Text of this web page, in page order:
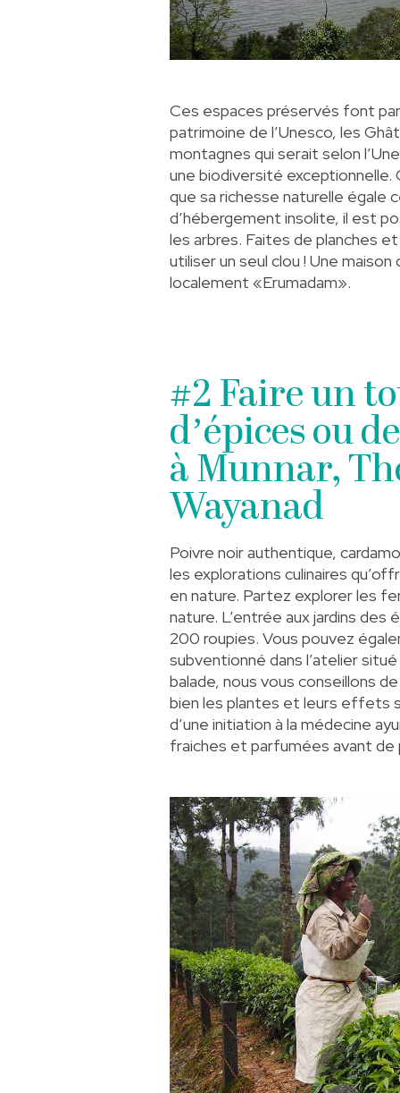
Ces espaces préservés font
patrimoine de l’Unesco, les
montagnes qui serait selon
une biodiversité exceptionnelle.
que sa richesse naturelle égale
d’hébergement insolite, il est
les arbres. Faites de planches
utiliser un seul clou ! Une
localement «Erumadam».
#2 Faire un
d’épices ou
à Munnar,
Wayanad
Poivre noir authentique,
les explorations culinaires
en nature. Partez explorer les
nature. L’entrée aux jardins des
200 roupies. Vous pouvez
subventionné dans l’atelier
balade, nous vous conseillons
bien les plantes et leurs effets
d’une initiation à la médecine
fraiches et parfumées avant de